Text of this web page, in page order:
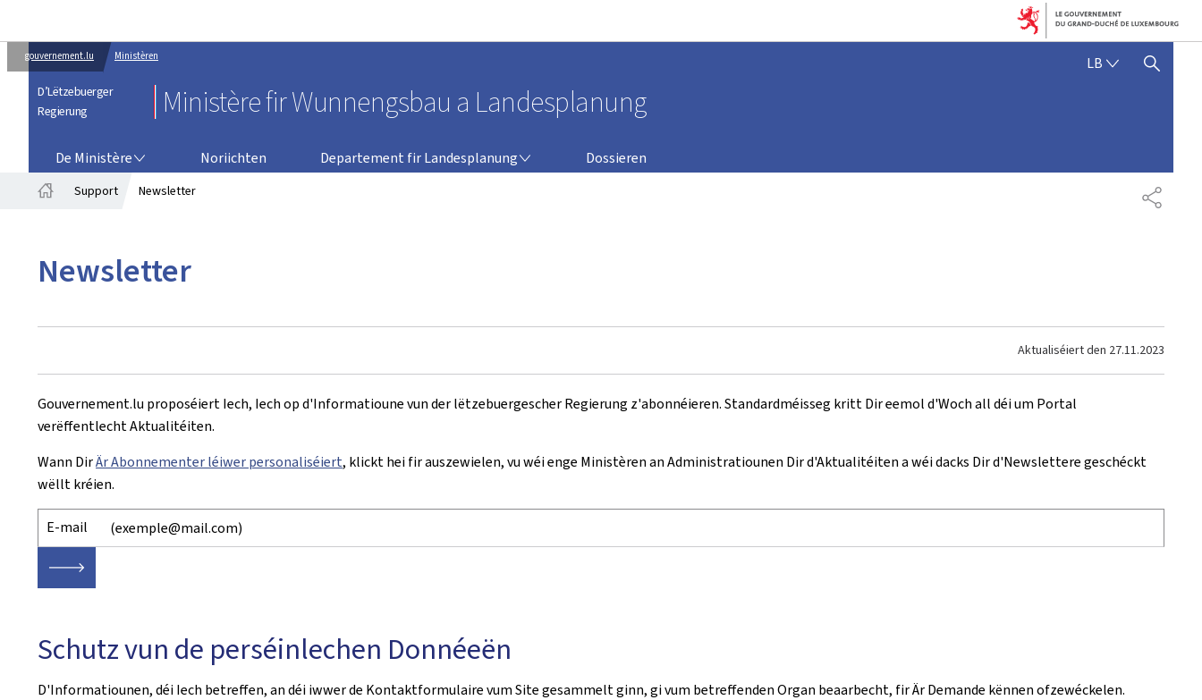
gouvernement.lu Ministèren
D’Lëtzebuerger
Regierung
Ministère fir Wunnengsbau a Landesplanung
LB SHOW HIDE SEARCH
De Ministère Noriichten Departement fir Landesplanung
Dossieren
Support Newsletter
Newsletter
Aktualiséiert den 27.11.2023
Gouvernement.lu proposéiert Iech, Iech op d'Informatioune vun der lëtzebuergescher Regierung z'abonnéieren. Standardméisseg kritt Dir eemol d'Woch all déi um Portal
verëffentlecht Aktualitéiten.
Wann DirÄr Abonnementer léiwer personaliséiert, klickt hei fir auszewielen, vu wéi enge Ministèren an Administratiounen Dir d'Aktualitéiten a wéi dacks Dir d'Newslettere geschéckt
wëllt kréien.
E-mail
🡒
Schutz vun de perséinlechen Donnéeën
D'Informatiounen, déi Iech betreffen, an déi iwwer de Kontaktformulaire vum Site gesammelt ginn, gi vum betreffenden Organ beaarbecht, fir Är Demande kënnen ofzewéckelen.